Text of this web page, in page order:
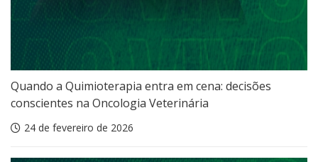
Quando a Quimioterapia entra em cena: decisões
conscientes na Oncologia Veterinária
24 de fevereiro de 2026